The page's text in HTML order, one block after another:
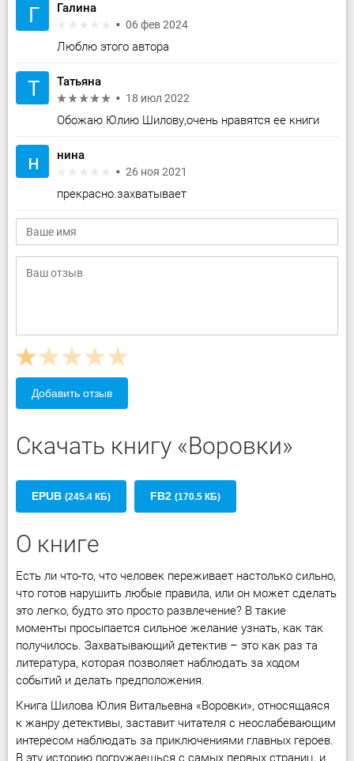
Г Галина
06 фев 2024
Люблю этого автора
Т Татьяна
18 июл 2022
Обожаю Юлию Шилову,очень нравятся ее книги
н нина
26 ноя 2021
прекрасно.захватывает
Добавить отзыв
Скачать книгу «Воровки»
EPUB (245.4 КБ) FB2 (170.5 КБ)
О книге
Есть ли что-то, что человек переживает настолько сильно,
что готов нарушить любые правила, или он может сделать
это легко, будто это просто развлечение? В такие
моменты просыпается сильное желание узнать, как так
получилось. Захватывающий детектив – это как раз та
литература, которая позволяет наблюдать за ходом
событий и делать предположения.
Книга Шилова Юлия Витальевна «Воровки», относящаяся
к жанру детективы, заставит читателя с неослабевающим
интересом наблюдать за приключениями главных героев.
В эту историю погружаешься с самых первых страниц, и